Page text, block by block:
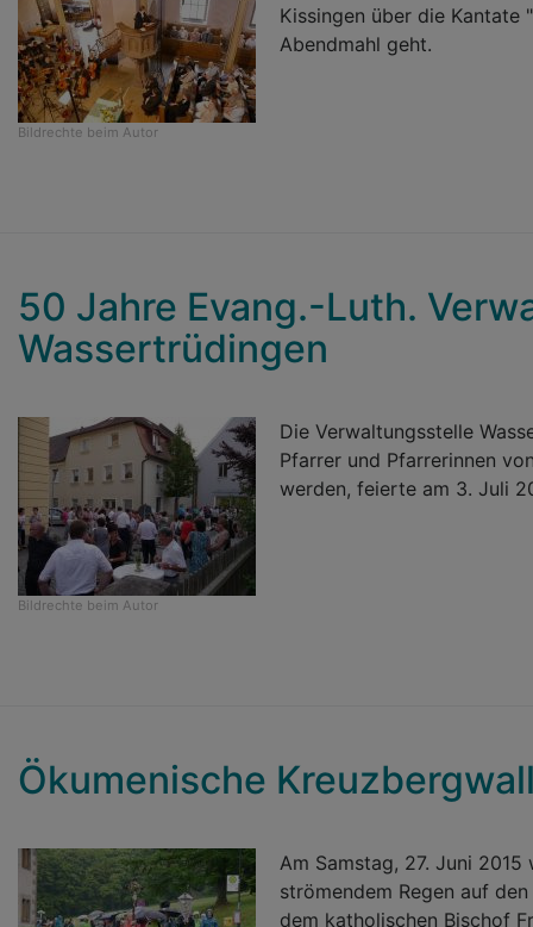
Bildrechte beim Autor
Kissingen über die Kantate
Abendmahl geht.
50 Jahre Evang.-Luth.
Wassertrüdingen
Bildrechte beim Autor
Die Verwaltungsstelle
Pfarrer und Pfarrerinnen
werden, feierte am 3. Juli
Ökumenische
Am Samstag, 27. Juni
strömendem Regen auf
dem katholischen Bischof